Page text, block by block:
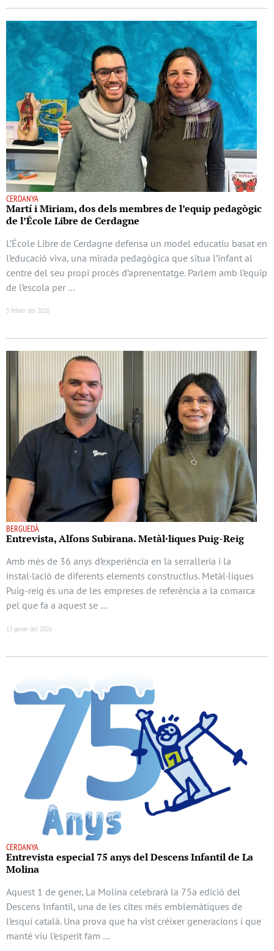
CERDANYA
Martí i Miriam, dos dels membres de l’equip pedagògic
de l’École Libre de Cerdagne
L’École Libre de Cerdagne defensa un model educatiu basat en
l’educació viva, una mirada pedagògica que situa l’infant al
centre del seu propi procés d’aprenentatge. Parlem amb l’equip
de l’escola per …
3 febrer del 2026
BERGUEDÀ
Entrevista, Alfons Subirana. Metàl·liques Puig-Reig
Amb més de 36 anys d’experiència en la serralleria i la
instal·lació de diferents elements constructius. Metàl·liques
Puig-reig és una de les empreses de referència a la comarca
pel que fa a aquest se …
13 gener del 2026
CERDANYA
Entrevista especial 75 anys del Descens Infantil de La
Molina
Aquest 1 de gener, La Molina celebrarà la 75a edició del
Descens Infantil, una de les cites més emblemàtiques de
l’esquí català. Una prova que ha vist créixer generacions i que
manté viu l’esperit fam …